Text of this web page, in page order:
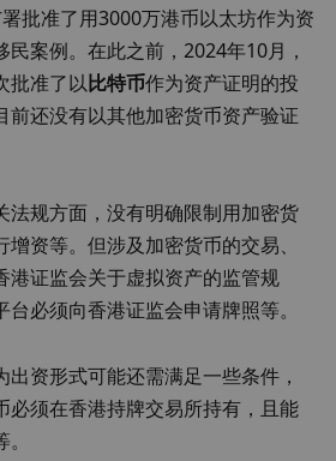
批准了用3000万港币以太坊作为资
案例。在此之前，2024年10月，
批准了以比特币作为资产证明的投
前还没有以其他加密货币资产验证
法规方面，没有明确限制用加密货
资等。但涉及加密货币的交易、
港证监会关于虚拟资产的监管规
必须向香港证监会申请牌照等。
资形式可能还需满足一些条件，
必须在香港持牌交易所持有，且能